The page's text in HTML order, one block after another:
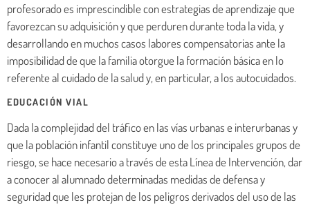
profesorado es imprescindible con estrategias de aprendizaje que
favorezcan su adquisición y que perduren durante toda la vida, y
desarrollando en muchos casos labores compensatorias ante la
imposibilidad de que la familia otorgue la formación básica en lo
referente al cuidado de la salud y, en particular, a los autocuidados.
EDUCACIÓN VIAL
Dada la complejidad del tráfico en las vías urbanas e interurbanas y
que la población infantil constituye uno de los principales grupos de
riesgo, se hace necesario a través de esta Línea de Intervención, dar
a conocer al alumnado determinadas medidas de defensa y
seguridad que les protejan de los peligros derivados del uso de las